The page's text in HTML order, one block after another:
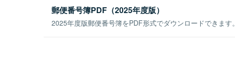
郵便番号簿PDF（2025年度版）
2025年度版郵便番号簿をPDF形式でダウンロードできます。